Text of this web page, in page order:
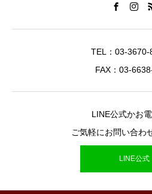
TEL：03-
FAX：03-
LINE公式かお
ご気軽にお問い合わ
LINE公式